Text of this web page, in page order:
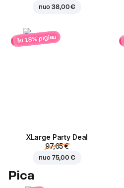
nuo38,00 €
iki 18% pigiau
ХLarge Party Deal
97,65 €
nuo 75,00 €
Pica